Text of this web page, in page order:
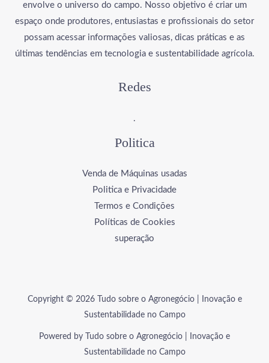
envolve o universo do campo. Nosso objetivo é criar um
espaço onde produtores, entusiastas e profissionais do setor
possam acessar informações valiosas, dicas práticas e as
últimas tendências em tecnologia e sustentabilidade agrícola.
Redes
.
Politica
Venda de Máquinas usadas
Politica e Privacidade
Termos e Condições
Políticas de Cookies
superação
Copyright © 2026 Tudo sobre o Agronegócio | Inovação e
Sustentabilidade no Campo
Powered by Tudo sobre o Agronegócio | Inovação e
Sustentabilidade no Campo